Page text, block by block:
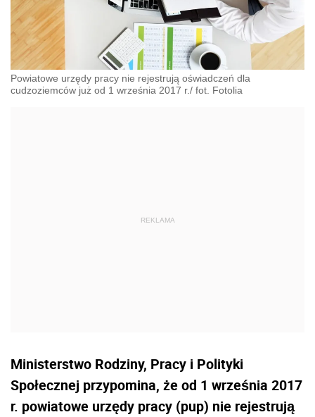
Powiatowe urzędy pracy nie rejestrują oświadczeń dla
cudzoziemców już od 1 września 2017 r./ fot. Fotolia
Ministerstwo Rodziny, Pracy i Polityki
Społecznej przypomina, że od 1 września 2017
r. powiatowe urzędy pracy (pup) nie rejestrują